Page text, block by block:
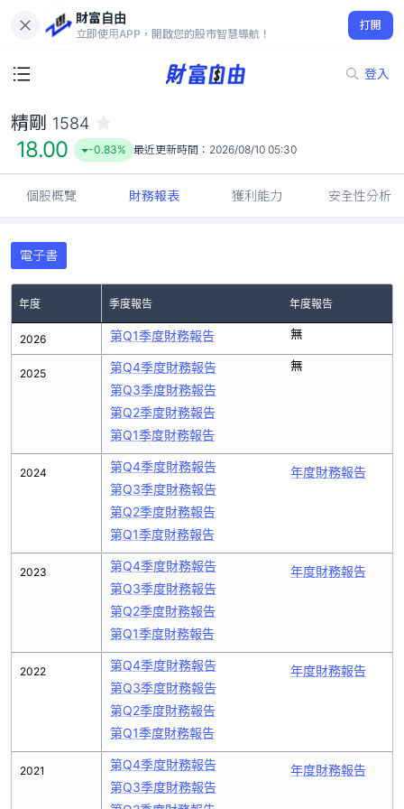
財富自由
立即使用APP，開啟您的股市智慧導航！
打開
登入
18.00
-0.83%
精剛 1584
18.00 -0.83% 最近更新時間： 2026/08/10 05:30
個股概覽 財務報表 獲利能力 安全性分析
電子書
年度 季度報告 年度報告
2026
2025
2024
2023
2022
2021
第Q1季度財務報告 無
第Q4季度財務報告
第Q3季度財務報告
第Q2季度財務報告
第Q1季度財務報告
無
第Q4季度財務報告
第Q3季度財務報告
第Q2季度財務報告
第Q1季度財務報告
年度財務報告
第Q4季度財務報告
第Q3季度財務報告
第Q2季度財務報告
第Q1季度財務報告
年度財務報告
第Q4季度財務報告
第Q3季度財務報告
第Q2季度財務報告
第Q1季度財務報告
年度財務報告
第Q4季度財務報告
第Q3季度財務報告
年度財務報告